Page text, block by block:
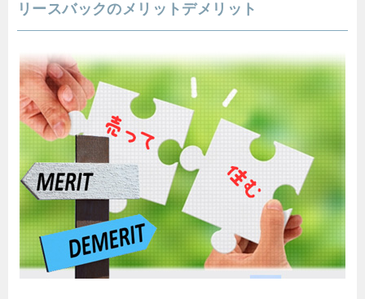
リースバックのメリットデメリット